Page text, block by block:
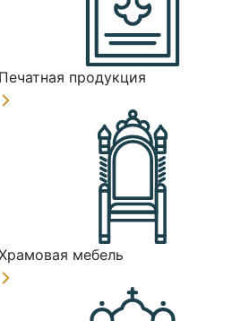
Печатная продукция
мебель